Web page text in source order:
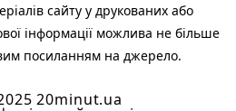
сайту у друкованих або
інформації можлива не більше
посиланням на джерело.
20minut.ua